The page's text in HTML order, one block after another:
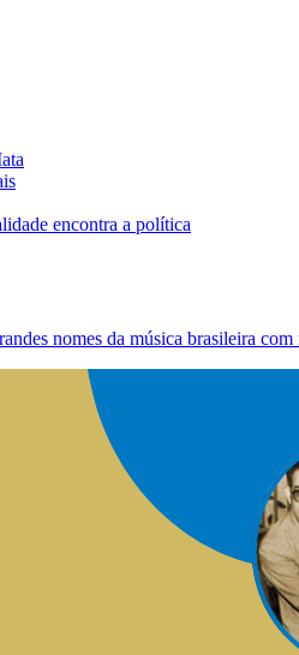
encontra a política
nomes da música brasileira